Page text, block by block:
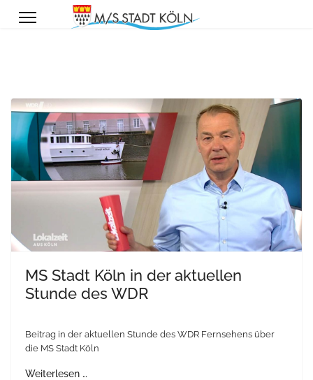
MS Stadt Köln in der aktuellen
Stunde des WDR
Beitrag in der aktuellen Stunde des WDR Fernsehens über
die MS Stadt Köln
Weiterlesen …